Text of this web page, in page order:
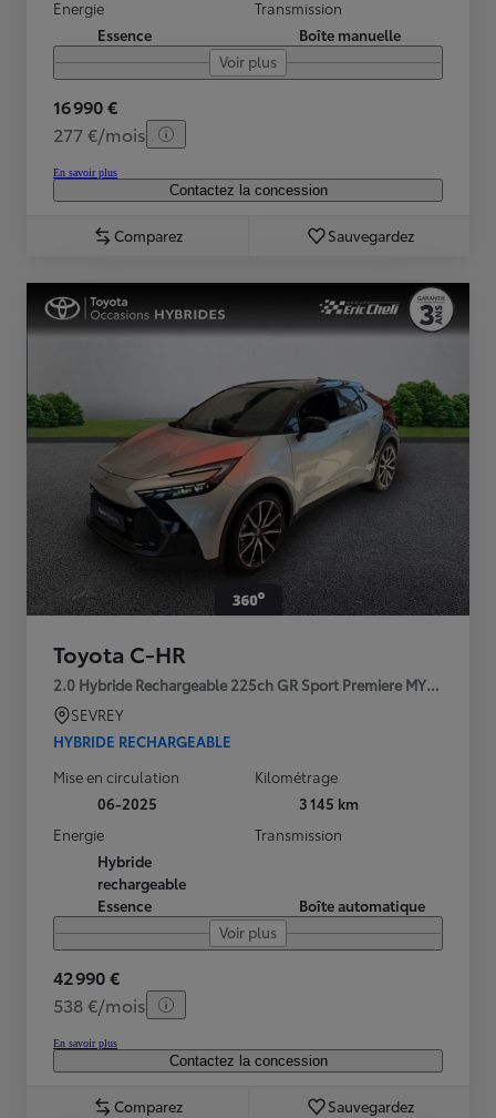
Energie
Essence
Transmission
Boîte manuelle
Voir plus
16 990 €
277 €/mois
En savoir plus
Contactez la concession
Comparez Sauvegardez
Toyota C-HR
2.0 Hybride Rechargeable 225ch GR Sport Premiere MY25
SEVREY
HYBRIDE RECHARGEABLE
Mise en circulation
06-2025
Kilométrage
3 145 km
Energie
Hybride
rechargeable
Essence
Transmission
Boîte automatique
Voir plus
42 990 €
538 €/mois
En savoir plus
Contactez la concession
Comparez Sauvegardez